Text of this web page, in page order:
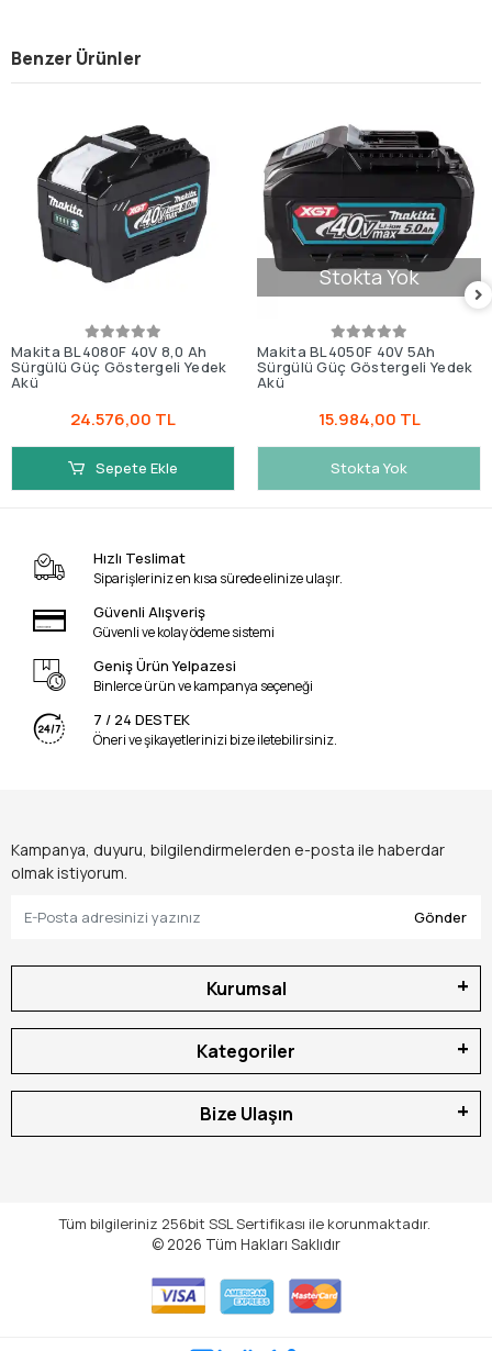
Benzer Ürünler
Makita BL4080F 40V 8,0 Ah
Sürgülü Güç Göstergeli Yedek
Akü
24.576,00 TL
Sepete Ekle
Stokta Yok
Makita BL4050F 40V 5Ah
Sürgülü Güç Göstergeli Yedek
Akü
15.984,00 TL
Stokta Yok
Hızlı Teslimat
Siparişleriniz en kısa sürede elinize ulaşır.
Güvenli Alışveriş
Güvenli ve kolay ödeme sistemi
Geniş Ürün Yelpazesi
Binlerce ürün ve kampanya seçeneği
7 / 24 DESTEK
Öneri ve şikayetlerinizi bize iletebilirsiniz.
Kampanya, duyuru, bilgilendirmelerden e-posta ile haberdar
olmak istiyorum.
Gönder
Kurumsal
Kategoriler
Bize Ulaşın
Tüm bilgileriniz 256bit SSL Sertifikası ile korunmaktadır.
© 2026 Tüm Hakları Saklıdır